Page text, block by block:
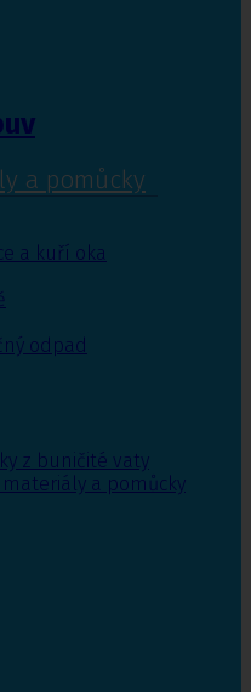
a pomůcky
a kuří oka
odpad
z buničité vaty
a pomůcky